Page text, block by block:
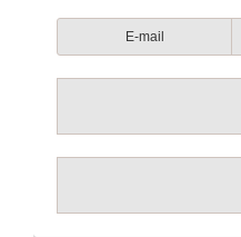
E-mail